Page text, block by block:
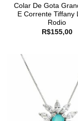
Colar De Gota
E Corrente Tiffany
Rodio
R$155,00